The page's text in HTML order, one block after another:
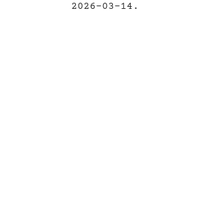
2026-03-14.